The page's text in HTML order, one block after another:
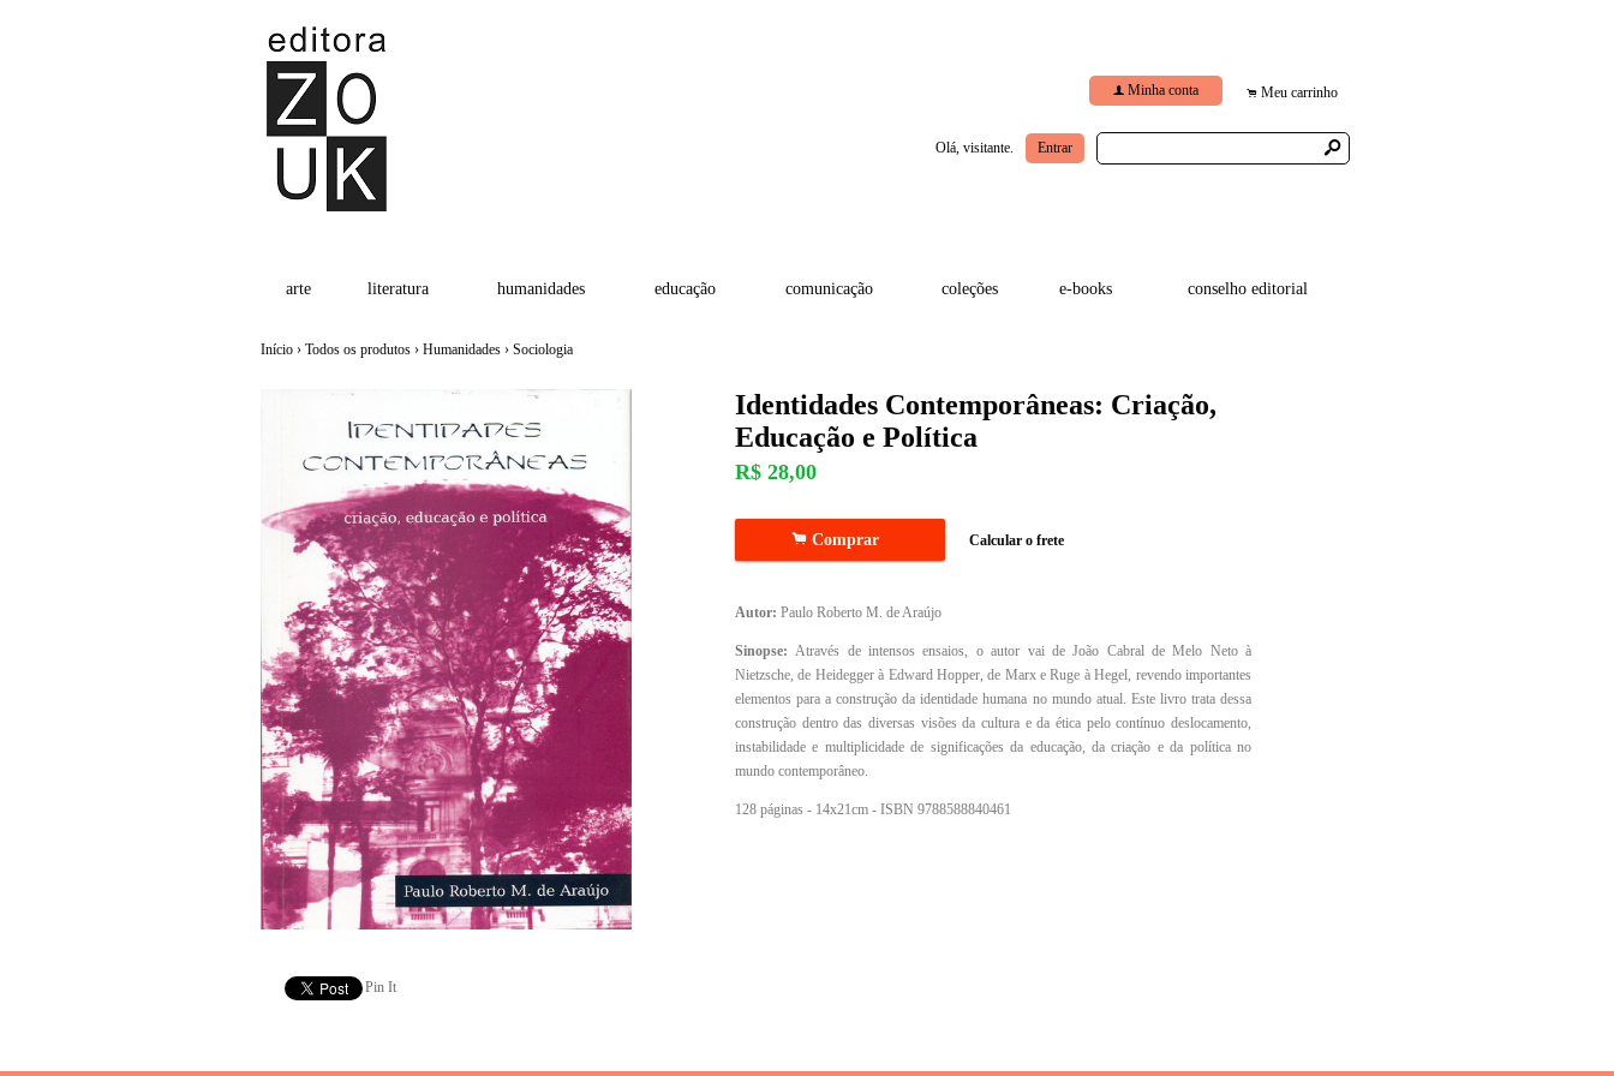
f Minha conta . Meu carrinho
Olá, visitante. Entrar s
arte literatura humanidades educação comunicação coleções e-books conselho editorial
Início › Todos os produtos › Humanidades › Sociologia
Pin It
Identidades Contemporâneas: Criação,
Educação e Política
R$ 28,00
. Comprar Calcular o frete
Autor: Paulo Roberto M. de Araújo
Sinopse:Através de intensos ensaios, o autor vai de João Cabral de Melo Neto à
Nietzsche, de Heidegger à Edward Hopper, de Marx e Ruge à Hegel, revendo importantes
elementos para a construção da identidade humana no mundo atual. Este livro trata dessa
construção dentro das diversas visões da cultura e da ética pelo contínuo deslocamento,
instabilidade e multiplicidade de significações da educação, da criação e da política no
mundo contemporâneo.
128 páginas - 14x21cm - ISBN 9788588840461